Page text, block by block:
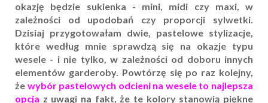
okazję będzie sukienka - mini, midi czy maxi, w
zależności od upodobań czy proporcji sylwetki.
Dzisiaj przygotowałam dwie, pastelowe stylizacje,
które według mnie sprawdzą się na okazje typu
wesele - i nie tylko, w zależności od doboru innych
elementów garderoby. Powtórzę się po raz kolejny,
że wybór pastelowych odcieni na wesele to najlepsza
opcja z uwagi na fakt, że te kolory stanowią piękne